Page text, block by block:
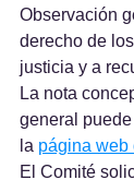
Observación
derecho de
justicia y a
La nota
general
la página web
El Comité